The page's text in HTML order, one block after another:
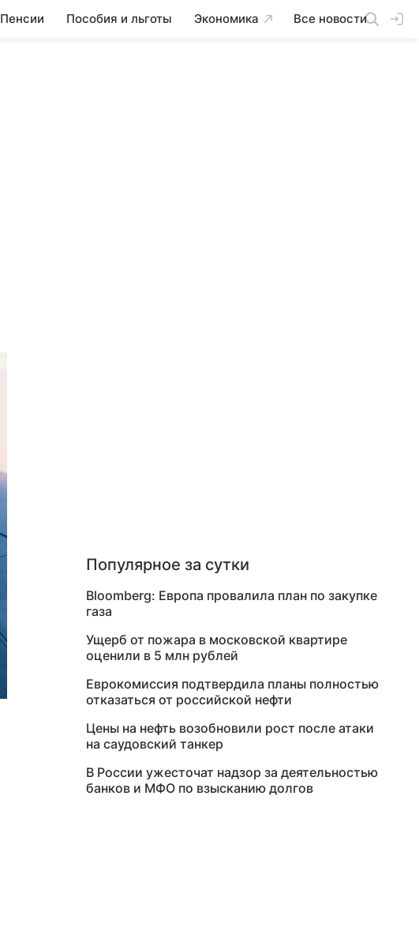
Пенсии Пособия и льготы Экономика Все новости
Популярное за сутки
Bloomberg: Европа провалила план по закупке
газа
Ущерб от пожара в московской квартире
оценили в 5 млн рублей
Еврокомиссия подтвердила планы полностью
отказаться от российской нефти
Цены на нефть возобновили рост после атаки
на саудовский танкер
В России ужесточат надзор за деятельностью
банков и МФО по взысканию долгов